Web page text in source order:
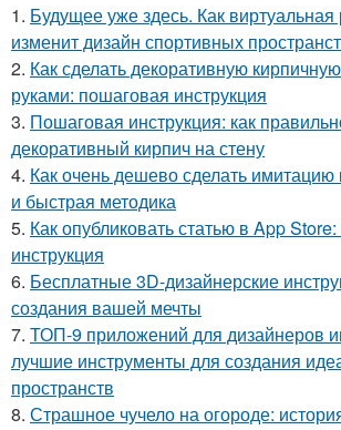
1. Будущее уже здесь. Как виртуальная
изменит дизайн спортивных
2. Как сделать декоративную
руками: пошаговая инструкция
3. Пошаговая инструкция: как
декоративный кирпич на стену
4. Как очень дешево сделать имитацию
и быстрая методика
5. Как опубликовать статью в App
инструкция
6. Бесплатные 3D-дизайнерские
создания вашей мечты
7. ТОП-9 приложений для дизайнеров
лучшие инструменты для создания
пространств
8. Страшное чучело на огороде: